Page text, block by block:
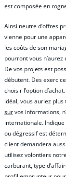
est composée en
Ainsi neutre d’offres
vienne pour une
les coûts de son
pourront vous
De vos projets est
débutent. Des
choisir l’option
idéal, vous auriez
survos informations,
internationale.
ou dégressif est
client demandera
utilisez volontiers
carburant, type